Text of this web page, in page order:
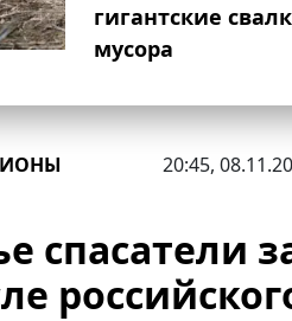
гигантские
мусора
20:45,
спасатели